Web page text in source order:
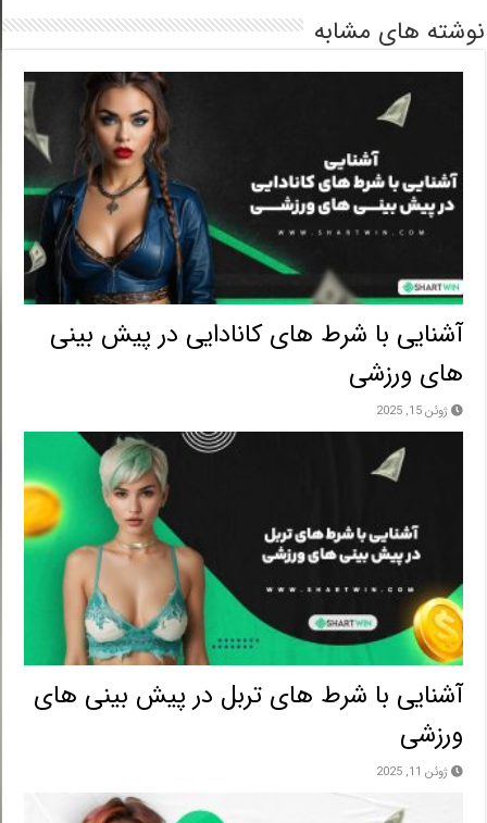
های مشابه
آشنایی با شرط های کانادایی در پیش بینی
های ورزشی
ژوئن 15, 2025
آشنایی با شرط های تربل در پیش بینی های
ورزشی
ژوئن 11, 2025